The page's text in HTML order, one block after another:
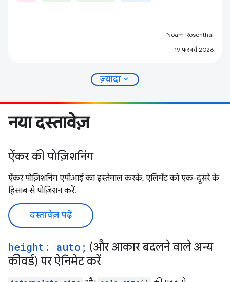
Noam Rosenthal
19 फ़रवरी 2026
ज़्यादा expand_more
नया दस्तावेज़
ऐंकर की पोज़िशनिंग
ऐंकर पोज़िशनिंग एपीआई का इस्तेमाल करके, एलिमेंट को एक-दूसरे के
हिसाब से पोज़िशन करें.
दस्तावेज़ पढ़ें
height: auto; (और आकार बदलने वाले अन्य
कीवर्ड) पर ऐनिमेट करें